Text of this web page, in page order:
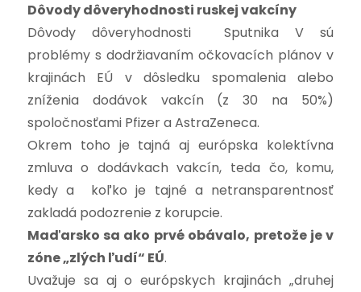
Dôvody dôveryhodnosti ruskej vakcíny
Dôvody dôveryhodnosti Sputnika V sú
problémy s dodržiavaním očkovacích plánov v
krajinách EÚ v dôsledku spomalenia alebo
zníženia dodávok vakcín (z 30 na 50%)
spoločnosťami Pfizer a AstraZeneca.
Okrem toho je tajná aj európska kolektívna
zmluva o dodávkach vakcín, teda čo, komu,
kedy a koľko je tajné a netransparentnosť
zakladá podozrenie z korupcie.
Maďarsko sa ako prvé obávalo, pretože je v
zóne „zlých ľudí“ EÚ.
Uvažuje sa aj o európskych krajinách „druhej